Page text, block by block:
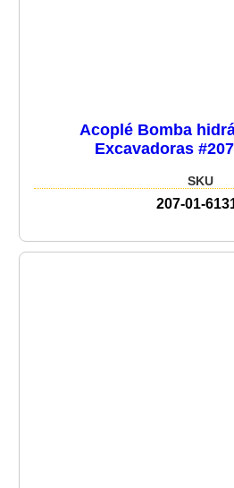
Acoplé Bomba
Excavadoras
SKU
207-01-